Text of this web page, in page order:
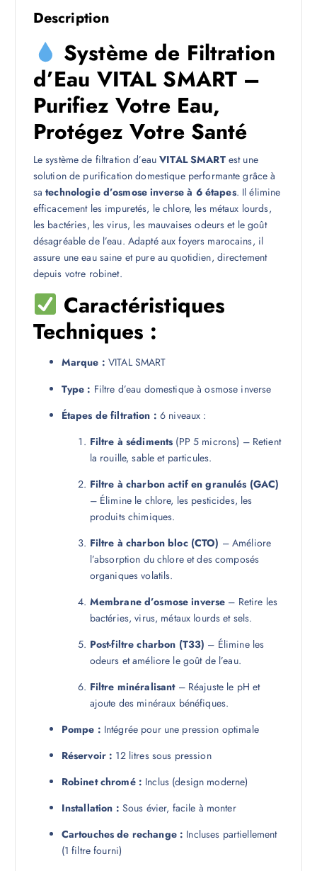
Description
Système de Filtration
d’Eau VITAL SMART –
Purifiez Votre Eau,
Protégez Votre Santé
Le système de filtration d’eauVITAL SMARTest une
solution de purification domestique performante grâce à
satechnologie d’osmose inverse à 6 étapes. Il élimine
efficacement les impuretés, le chlore, les métaux lourds,
les bactéries, les virus, les mauvaises odeurs et le goût
désagréable de l’eau. Adapté aux foyers marocains, il
assure une eau saine et pure au quotidien, directement
depuis votre robinet.
Caractéristiques
Techniques :
Marque : VITAL SMART
Type : Filtre d’eau domestique à osmose inverse
Étapes de filtration : 6 niveaux :
Filtre à sédiments (PP 5 microns) – Retient
la rouille, sable et particules.
Filtre à charbon actif en granulés (GAC)
– Élimine le chlore, les pesticides, les
produits chimiques.
Filtre à charbon bloc (CTO) – Améliore
l’absorption du chlore et des composés
organiques volatils.
Membrane d’osmose inverse – Retire les
bactéries, virus, métaux lourds et sels.
Post-filtre charbon (T33) – Élimine les
odeurs et améliore le goût de l’eau.
Filtre minéralisant– Réajuste le pH et
ajoute des minéraux bénéfiques.
Pompe : Intégrée pour une pression optimale
Réservoir : 12 litres sous pression
Robinet chromé : Inclus (design moderne)
Installation : Sous évier, facile à monter
Cartouches de rechange : Incluses partiellement
(1 filtre fourni)